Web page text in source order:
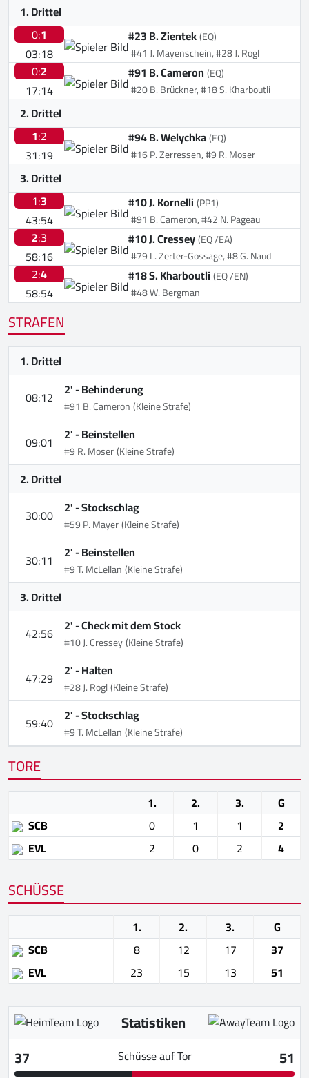
1. Drittel
0:1
03:18
#23 B. Zientek(EQ)
#41 J. Mayenschein, #28 J. Rogl
0:2
17:14
#91 B. Cameron(EQ)
#20 B. Brückner, #18 S. Kharboutli
2. Drittel
1:2
31:19
#94 B. Welychka(EQ)
#16 P. Zerressen, #9 R. Moser
3. Drittel
1:3
43:54
#10 J. Kornelli(PP1)
#91 B. Cameron, #42 N. Pageau
2:3
58:16
#10 J. Cressey(EQ /EA)
#79 L. Zerter-Gossage, #8 G. Naud
2:4
58:54
#18 S. Kharboutli(EQ /EN)
#48 W. Bergman
STRAFEN
1. Drittel
08:12 2' -Behinderung
#91 B. Cameron(Kleine Strafe)
09:01 2' -Beinstellen
#9 R. Moser(Kleine Strafe)
2. Drittel
30:00 2' -Stockschlag
#59 P. Mayer(Kleine Strafe)
30:11 2' -Beinstellen
#9 T. McLellan(Kleine Strafe)
3. Drittel
42:56 2' -Check mit dem Stock
#10 J. Cressey(Kleine Strafe)
47:29 2' -Halten
#28 J. Rogl(Kleine Strafe)
59:40 2' -Stockschlag
#9 T. McLellan(Kleine Strafe)
TORE
1. 2. 3.
G
SCB
0 1 1
2
EVL
2 0 2 4
SCHÜSSE
1. 2. 3.
G
SCB
8 12 17
37
EVL
23 15 13 51
Statistiken
37
Schüsse auf Tor
51